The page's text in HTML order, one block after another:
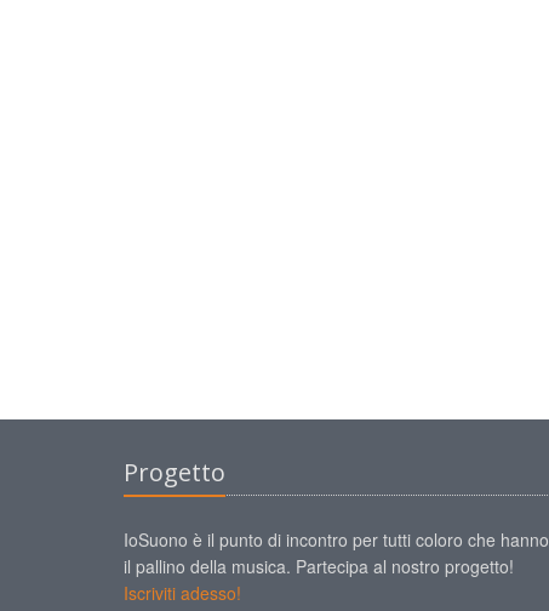
Progetto
IoSuono è il punto di incontro per tutti coloro che hanno
il pallino della musica. Partecipa al nostro progetto!
Iscriviti adesso!